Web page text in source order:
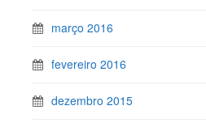
março 2016
fevereiro 2016
dezembro 2015